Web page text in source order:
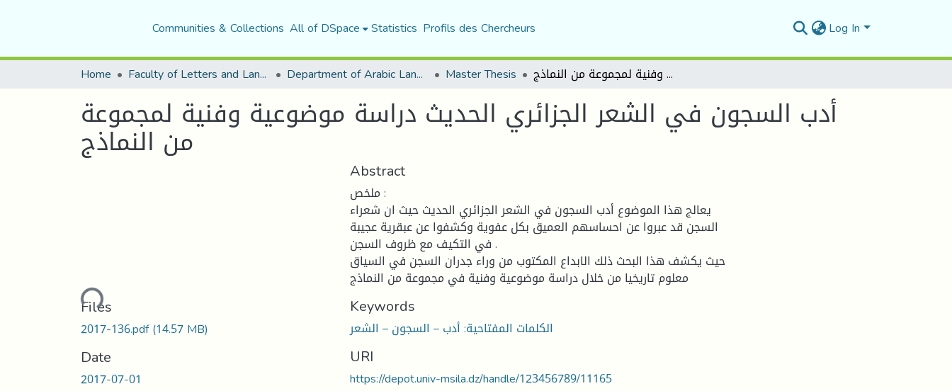
Communities & Collections All of DSpace Statistics Profils des Chercheurs Log In
Home Faculty of Letters and Languages Department of Arabic Language and Literature Master Thesis أدب السجون في الشعر الجزائري الحديث دراسة موضوعية وفنية لمجموعة من النماذج
أدب السجون في الشعر الجزائري الحديث دراسة موضوعية وفنية لمجموعة
من النماذج
Loading...
Files
2017-136.pdf(14.57 MB)
Date
2017-07-01
Abstract
ملخص :
يعالج هذا الموضوع أدب السجون في الشعر الجزائري الحديث حيث ان شعراء
السجن قد عبروا عن احساسهم العميق بكل عفوية وكشفوا عن عبقرية عجيبة
في التكيف مع ظروف السجن .
حيث يكشف هذا البحث ذلك الابداع المكتوب من وراء جدران السجن في السياق
معلوم تاريخيا من خلال دراسة موضوعية وفنية في مجموعة من النماذج
Keywords
الكلمات المفتاحية: أدب – السجون – الشعر
URI
https://depot.univ-msila.dz/handle/123456789/11165